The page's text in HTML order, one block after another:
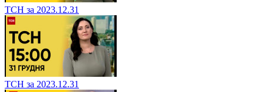
ТСН за 2023.12.31
ТСН за 2023.12.31